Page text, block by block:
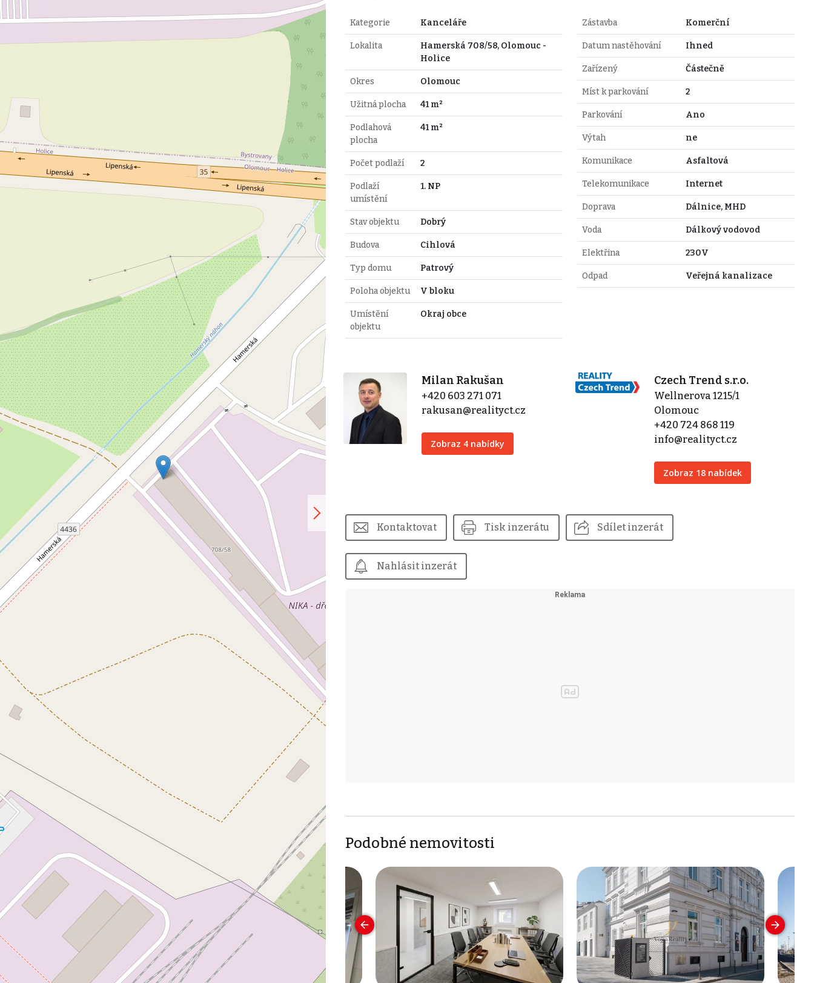
Kategorie Kanceláře
Lokalita
Hamerská 708/58, Olomouc -
Holice
Okres Olomouc
Užitná plocha 41 m²
Podlahová
plocha
41 m²
Počet podlaží 2
Podlaží
umístění
1. NP
Stav objektu Dobrý
Budova Cihlová
Typ domu Patrový
Poloha objektu V bloku
Umístění
objektu
Okraj obce
Zástavba Komerční
Datum nastěhování Ihned
Zařízený Částečně
Míst k parkování 2
Parkování Ano
Výtah ne
Komunikace Asfaltová
Telekomunikace Internet
Doprava Dálnice, MHD
Voda Dálkový vodovod
Elektřina 230V
Odpad Veřejná kanalizace
Milan Rakušan
+420 603 271 071
rakusan@realityct.cz
Zobraz 4 nabídky
Czech Trend s.r.o.
Wellnerova 1215/1
Olomouc
+420 724 868 119
info@realityct.cz
Zobraz 18 nabídek
Kontaktovat Tisk inzerátu Sdílet inzerát
Nahlásit inzerát
Podobné nemovitosti